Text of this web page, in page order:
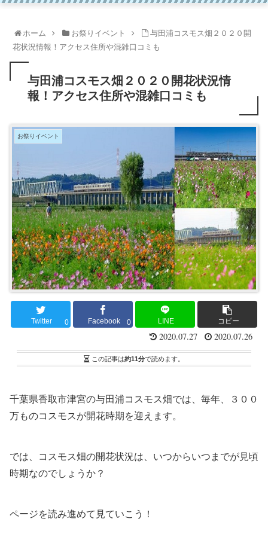
ホーム お祭りイベント
与田浦コスモス畑２０２０開
花状況情報！アクセス住所や混雑口コミも
与田浦コスモス畑２０２０開花状況情
報！アクセス住所や混雑口コミも
お祭りイベント
Twitter 0 Facebook 0 LINE コピー
2020.07.27 2020.07.26
この記事は約11分で読めます。
千葉県香取市津宮の与田浦コスモス畑では、毎年、３００
万ものコスモスが開花時期を迎えます。
では、コスモス畑の開花状況は、いつからいつまでが見頃
時期なのでしょうか？
ページを読み進めて見ていこう！